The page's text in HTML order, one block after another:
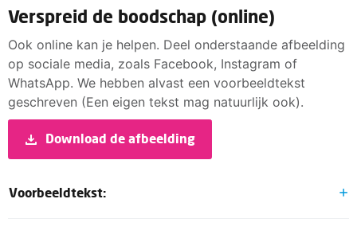
Verspreid de boodschap (online)
Ook online kan je helpen. Deel onderstaande afbeelding
op sociale media, zoals Facebook, Instagram of
WhatsApp. We hebben alvast een voorbeeldtekst
geschreven (Een eigen tekst mag natuurlijk ook).
Download de afbeelding
Voorbeeldtekst: